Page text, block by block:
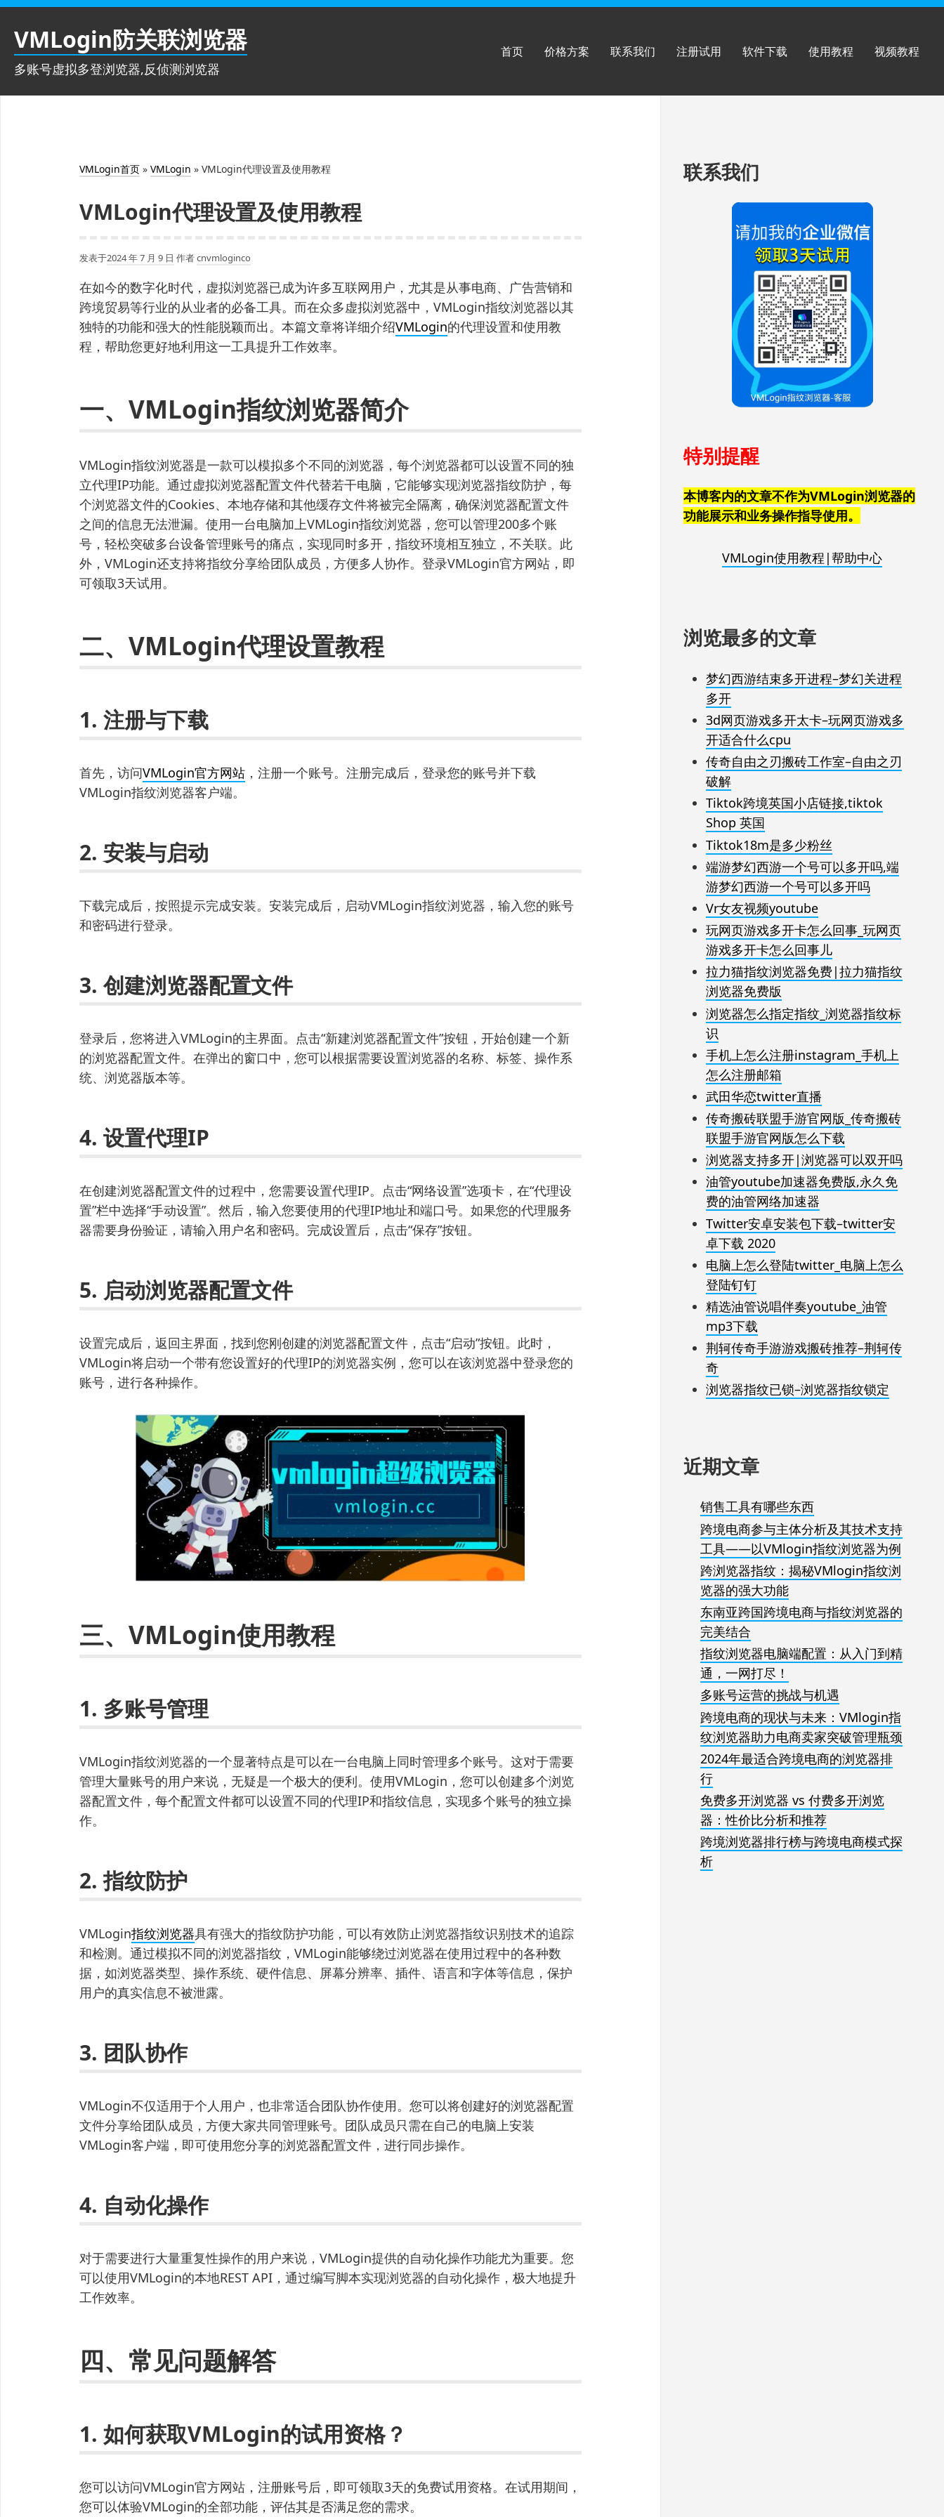
跳
VMLogin防关联浏览器
多账号虚拟多登浏览器,反侦测浏览器
首页 价格方案 联系我们 注册试用 软件下载 使用教程 视频教程
VMLogin首页 » VMLogin » VMLogin代理设置及使用教程
VMLogin代理设置及使用教程
发表于2024 年 7 月 9 日 作者cnvmloginco
在如今的数字化时代，虚拟浏览器已成为许多互联网用户，尤其是从事电商、广告营销和
跨境贸易等行业的从业者的必备工具。而在众多虚拟浏览器中，VMLogin指纹浏览器以其
独特的功能和强大的性能脱颖而出。本篇文章将详细介绍VMLogin的代理设置和使用教
程，帮助您更好地利用这一工具提升工作效率。
一、VMLogin指纹浏览器简介
VMLogin指纹浏览器是一款可以模拟多个不同的浏览器，每个浏览器都可以设置不同的独
立代理IP功能。通过虚拟浏览器配置文件代替若干电脑，它能够实现浏览器指纹防护，每
个浏览器文件的Cookies、本地存储和其他缓存文件将被完全隔离，确保浏览器配置文件
之间的信息无法泄漏。使用一台电脑加上VMLogin指纹浏览器，您可以管理200多个账
号，轻松突破多台设备管理账号的痛点，实现同时多开，指纹环境相互独立，不关联。此
外，VMLogin还支持将指纹分享给团队成员，方便多人协作。登录VMLogin官方网站，即
可领取3天试用。
二、VMLogin代理设置教程
1. 注册与下载
首先，访问VMLogin官方网站 ，注册一个账号。注册完成后，登录您的账号并下载
VMLogin指纹浏览器客户端。
2. 安装与启动
下载完成后，按照提示完成安装。安装完成后，启动VMLogin指纹浏览器，输入您的账号
和密码进行登录。
3. 创建浏览器配置文件
登录后，您将进入VMLogin的主界面。点击“新建浏览器配置文件”按钮，开始创建一个新
的浏览器配置文件。在弹出的窗口中，您可以根据需要设置浏览器的名称、标签、操作系
统、浏览器版本等。
4. 设置代理IP
在创建浏览器配置文件的过程中，您需要设置代理IP。点击“网络设置”选项卡，在“代理设
置”栏中选择“手动设置”。然后，输入您要使用的代理IP地址和端口号。如果您的代理服务
器需要身份验证，请输入用户名和密码。完成设置后，点击“保存”按钮。
5. 启动浏览器配置文件
设置完成后，返回主界面，找到您刚创建的浏览器配置文件，点击“启动”按钮。此时，
VMLogin将启动一个带有您设置好的代理IP的浏览器实例，您可以在该浏览器中登录您的
账号，进行各种操作。
三、VMLogin使用教程
1. 多账号管理
VMLogin指纹浏览器的一个显著特点是可以在一台电脑上同时管理多个账号。这对于需要
管理大量账号的用户来说，无疑是一个极大的便利。使用VMLogin，您可以创建多个浏览
器配置文件，每个配置文件都可以设置不同的代理IP和指纹信息，实现多个账号的独立操
作。
2. 指纹防护
VMLogin指纹浏览器具有强大的指纹防护功能，可以有效防止浏览器指纹识别技术的追踪
和检测。通过模拟不同的浏览器指纹，VMLogin能够绕过浏览器在使用过程中的各种数
据，如浏览器类型、操作系统、硬件信息、屏幕分辨率、插件、语言和字体等信息，保护
用户的真实信息不被泄露。
3. 团队协作
VMLogin不仅适用于个人用户，也非常适合团队协作使用。您可以将创建好的浏览器配置
文件分享给团队成员，方便大家共同管理账号。团队成员只需在自己的电脑上安装
VMLogin客户端，即可使用您分享的浏览器配置文件，进行同步操作。
4. 自动化操作
对于需要进行大量重复性操作的用户来说，VMLogin提供的自动化操作功能尤为重要。您
可以使用VMLogin的本地REST API，通过编写脚本实现浏览器的自动化操作，极大地提升
工作效率。
四、常见问题解答
1. 如何获取VMLogin的试用资格？
您可以访问VMLogin官方网站，注册账号后，即可领取3天的免费试用资格。在试用期间，
您可以体验VMLogin的全部功能，评估其是否满足您的需求。
至
联系我们
特别提醒
本博客内的文章不作为VMLogin浏览器的
功能展示和业务操作指导使用。
VMLogin使用教程|帮助中心
浏览最多的文章
梦幻西游结束多开进程–梦幻关进程
多开
3d网页游戏多开太卡–玩网页游戏多
开适合什么cpu
传奇自由之刃搬砖工作室–自由之刃
破解
Tiktok跨境英国小店链接,tiktok
Shop 英国
Tiktok18m是多少粉丝
端游梦幻西游一个号可以多开吗,端
游梦幻西游一个号可以多开吗
Vr女友视频youtube
玩网页游戏多开卡怎么回事_玩网页
游戏多开卡怎么回事儿
拉力猫指纹浏览器免费|拉力猫指纹
浏览器免费版
浏览器怎么指定指纹_浏览器指纹标
识
手机上怎么注册instagram_手机上
怎么注册邮箱
武田华恋twitter直播
传奇搬砖联盟手游官网版_传奇搬砖
联盟手游官网版怎么下载
浏览器支持多开|浏览器可以双开吗
油管youtube加速器免费版,永久免
费的油管网络加速器
Twitter安卓安装包下载–twitter安
卓下载 2020
电脑上怎么登陆twitter_电脑上怎么
登陆钉钉
精选油管说唱伴奏youtube_油管
mp3下载
荆轲传奇手游游戏搬砖推荐–荆轲传
奇
浏览器指纹已锁–浏览器指纹锁定
近期文章
销售工具有哪些东西
跨境电商参与主体分析及其技术支持
工具——以VMlogin指纹浏览器为例
跨浏览器指纹：揭秘VMlogin指纹浏
览器的强大功能
东南亚跨国跨境电商与指纹浏览器的
完美结合
指纹浏览器电脑端配置：从入门到精
通，一网打尽！
多账号运营的挑战与机遇
跨境电商的现状与未来：VMlogin指
纹浏览器助力电商卖家突破管理瓶颈
2024年最适合跨境电商的浏览器排
行
免费多开浏览器 vs 付费多开浏览
器：性价比分析和推荐
跨境浏览器排行榜与跨境电商模式探
析